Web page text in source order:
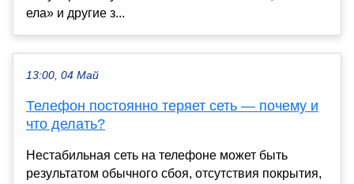
ела» и другие з...
13:00, 04 Май
Телефон постоянно теряет сеть — почему и
что делать?
Нестабильная сеть на телефоне может быть
результатом обычного сбоя, отсутствия покрытия,